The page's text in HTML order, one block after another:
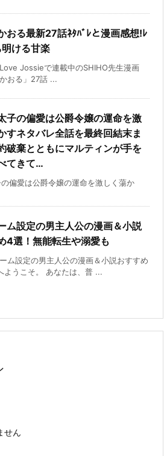
おる最新27話ﾈﾀﾊﾞﾚと漫画感想!ﾚ
ける甘楽
Jossieで連載中のSHIHO先生漫画
かおる」27話 ...
子の偏愛は公爵令嬢の運命を激
すネタバレ全話を最終回結末ま
破棄とともにマルティンが手を
てきて…
偏愛は公爵令嬢の運命を激しく蕩か
ム設定の男主人公の漫画＆小説
4選！無能転生や溺愛も
ーム設定の男主人公の漫画＆小説おすすめ
ようこそ。 あなたは、普 ...
せん